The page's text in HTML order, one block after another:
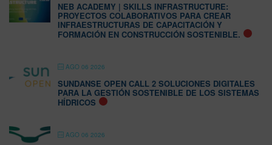
NEB ACADEMY | SKILLS INFRASTRUCTURE:
PROYECTOS COLABORATIVOS PARA CREAR
INFRAESTRUCTURAS DE CAPACITACIÓN Y
FORMACIÓN EN CONSTRUCCIÓN SOSTENIBLE.
AGO 06 2026
SUNDANSE OPEN CALL 2 SOLUCIONES DIGITALES
PARA LA GESTIÓN SOSTENIBLE DE LOS SISTEMAS
HÍDRICOS
AGO 06 2026